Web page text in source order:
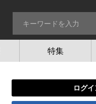
特集
ログ